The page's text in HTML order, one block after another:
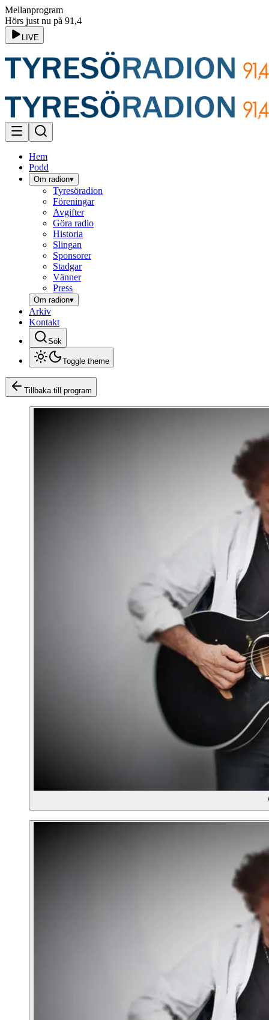
Mellanprogram
Hörs just nu på 91,4
LIVE
Hem
Podd
Om radion▾
Tyresöradion
Föreningar
Avgifter
Göra radio
Historia
Slingan
Sponsorer
Stadgar
Vänner
Press
Om radion▾
Arkiv
Kontakt
Sök
Toggle theme
Tillbaka till program